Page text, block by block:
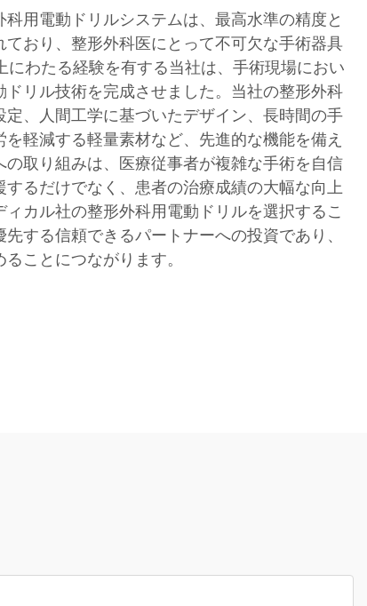
用電動ドリルシステムは、最高水準の精度と
おり、整形外科医にとって不可欠な手術器具
にわたる経験を有する当社は、手術現場におい
リル技術を完成させました。当社の整形外科
、人間工学に基づいたデザイン、長時間の手
軽減する軽量素材など、先進的な機能を備え
取り組みは、医療従事者が複雑な手術を自信
るだけでなく、患者の治療成績の大幅な向上
カル社の整形外科用電動ドリルを選択するこ
する信頼できるパートナーへの投資であり、
ことにつながります。